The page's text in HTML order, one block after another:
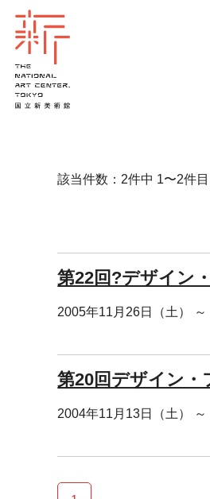
該当件数：2件中 1〜2件目
第22回?デザイン
2005年11月26日（土） ～
第20回デザイン・
2004年11月13日（土） ～